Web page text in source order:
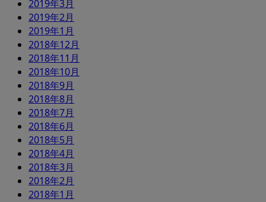
2019年3月
2019年2月
2019年1月
2018年12月
2018年11月
2018年10月
2018年9月
2018年8月
2018年7月
2018年6月
2018年5月
2018年4月
2018年3月
2018年2月
2018年1月